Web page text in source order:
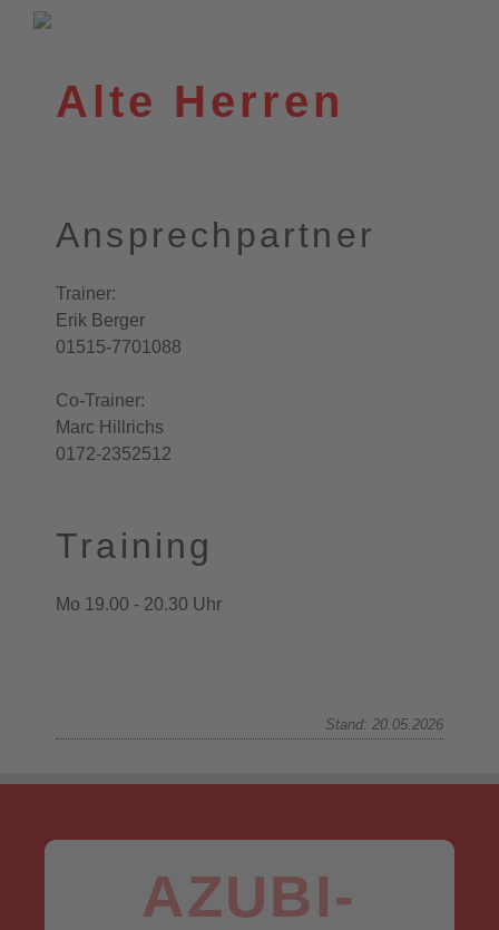
Alte Herren
Ansprechpartner
Trainer:
Erik Berger
01515-7701088
Co-Trainer:
Marc Hillrichs
0172-2352512
Training
Mo 19.00 - 20.30 Uhr
Stand: 20.05.2026
AZUBI-